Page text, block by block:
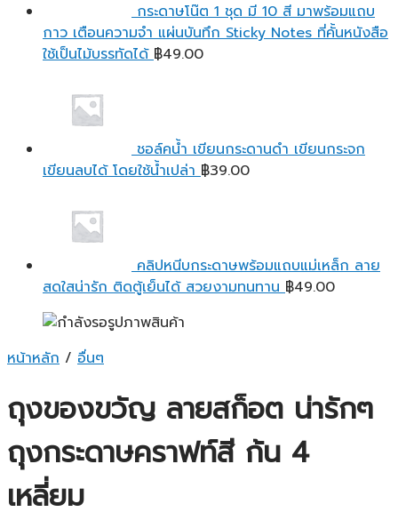
กระดาษโน๊ต 1 ชุด มี 10 สี มาพร้อมแถบ
กาว เตือนความจํา แผ่นบันทึก Sticky Notes ที่คั้นหนังสือ
ใช้เป็นไม้บรรทัดได้ ฿49.00
ชอล์คน้ำ เขียนกระดานดำ เขียนกระจก
เขียนลบได้ โดยใช้น้ำเปล่า ฿39.00
คลิปหนีบกระดาษพร้อมแถบแม่เหล็ก ลาย
สดใสน่ารัก ติดตู้เย็นได้ สวยงามทนทาน ฿49.00
หน้าหลัก / อื่นๆ
ถุงของขวัญ ลายสก็อต น่ารักๆ
ถุงกระดาษคราฟท์สี ก้น 4
เหลี่ยม